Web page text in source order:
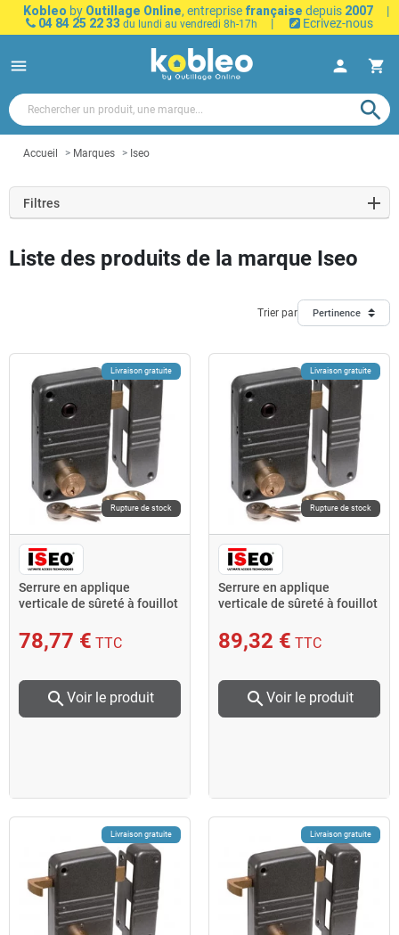
Kobleo by Outillage Online, entreprise française depuis 2007
|
04 84 25 22 33 du lundi au vendredi 8h-17h | Ecrivez-nous
menu person shopping_cart
search
Accueil Marques Iseo
Filtres
Liste des produits de la marque Iseo
Trier par Pertinence
Livraison gratuite
Rupture de stock
Serrure en applique
verticale de sûreté à fouillot
78,77 € TTC
search Voir le produit
Livraison gratuite
Rupture de stock
Serrure en applique
verticale de sûreté à fouillot
89,32 € TTC
search Voir le produit
Livraison gratuite Livraison gratuite